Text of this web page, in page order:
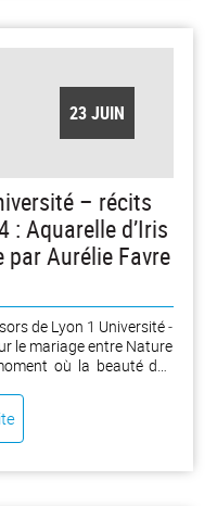
23 JUIN
– récits
: Aquarelle d’Iris
Aurélie Favre
de Lyon 1 Université ‒
le mariage entre Nature
où la beauté des